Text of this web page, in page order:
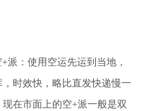
派：使用空运先运到当地，
时效快，略比直发快递慢一
在市面上的空+派一般是双